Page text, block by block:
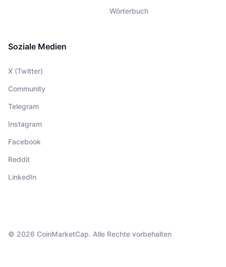
Wörterbuch
Soziale Medien
X (Twitter)
Community
Telegram
Instagram
Facebook
Reddit
LinkedIn
© 2026 CoinMarketCap. Alle Rechte vorbehalten